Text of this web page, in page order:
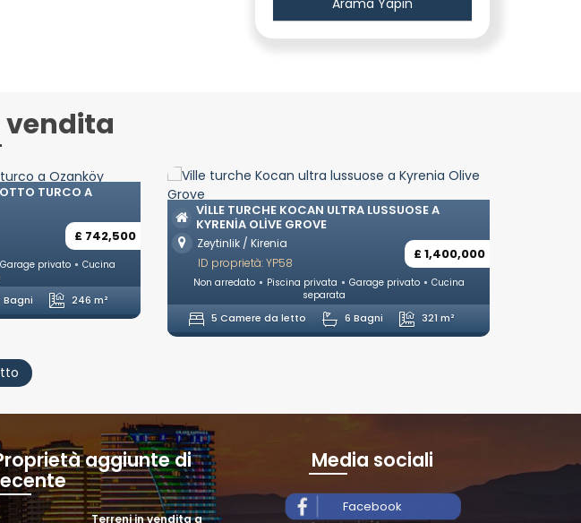
TURCO A
£ 742,500
Garage privato
Cucina
Bagni 246 m²
VILLE TURCHE KOCAN ULTRA LUSSUOSE A
KYRENIA OLIVE GROVE
Zeytinlik / Kirenia
£ 1,400,000
ID proprietà: YP58
Non arredato Piscina privata Garage privato
Cucina
separata
5 Camere da letto 6 Bagni 321 m²
aggiunte di
Terreni in vendita a
Media sociali
Facebook